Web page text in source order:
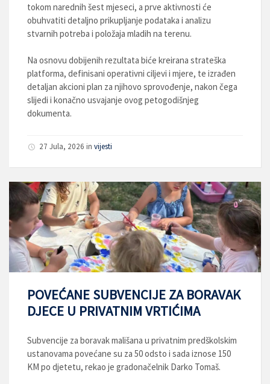
tokom narednih šest mjeseci, a prve aktivnosti će
obuhvatiti detaljno prikupljanje podataka i analizu
stvarnih potreba i položaja mladih na terenu.
Na osnovu dobijenih rezultata biće kreirana strateška
platforma, definisani operativni ciljevi i mjere, te izrađen
detaljan akcioni plan za njihovo sprovođenje, nakon čega
slijedi i konačno usvajanje ovog petogodišnjeg
dokumenta.
27 Jula, 2026 in vijesti
POVEĆANE SUBVENCIJE ZA BORAVAK
DJECE U PRIVATNIM VRTIĆIMA
Subvencije za boravak mališana u privatnim predškolskim
ustanovama povećane su za 50 odsto i sada iznose 150
KM po djetetu, rekao je gradonačelnik Darko Tomaš.